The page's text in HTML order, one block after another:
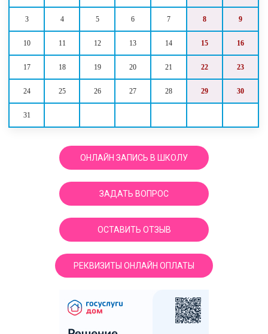
3 4 5 6 7 8 9
10 11 12 13 14 15 16
17 18 19 20 21 22 23
24 25 26 27 28 29 30
31
ОНЛАЙН ЗАПИСЬ В ШКОЛУ
ЗАДАТЬ ВОПРОС
ОСТАВИТЬ ОТЗЫВ
РЕКВИЗИТЫ ОНЛАЙН ОПЛАТЫ